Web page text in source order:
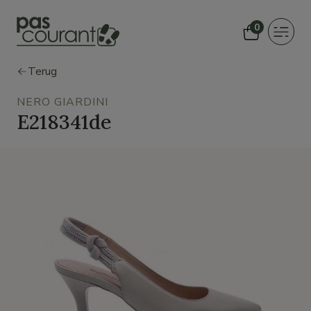
0
Toggle
Terug
NERO GIARDINI
E218341de